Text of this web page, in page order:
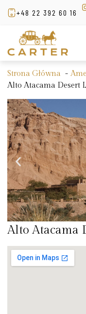
+48 22 392 60 16
Strona Główna
Alto Atacama Desert
Alto Atacama